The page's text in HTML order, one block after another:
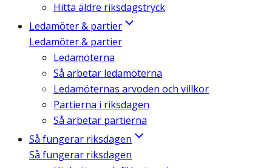
Hitta äldre riksdagstryck
Ledamöter & partier
Ledamöter & partier
Ledamöterna
Så arbetar ledamöterna
Ledamöternas arvoden och villkor
Partierna i riksdagen
Så arbetar partierna
Så fungerar riksdagen
Så fungerar riksdagen